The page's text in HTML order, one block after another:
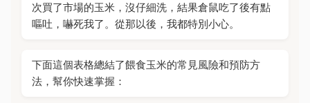
次買了市場的玉米，沒仔細洗，結果倉鼠吃了後有點
嘔吐，嚇死我了。從那以後，我都特別小心。
下面這個表格總結了餵食玉米的常見風險和預防方
法，幫你快速掌握：